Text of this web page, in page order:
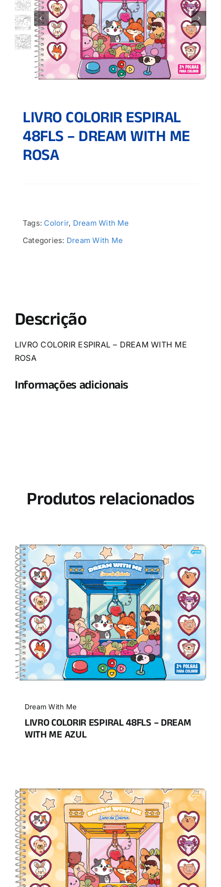
LIVRO COLORIR ESPIRAL
48FLS – DREAM WITH ME
ROSA
Tags: Colorir, Dream With Me
Categories: Dream With Me
Descrição
LIVRO COLORIR ESPIRAL – DREAM WITH ME
ROSA
Informações adicionais
Produtos relacionados
Dream With Me
LIVRO COLORIR ESPIRAL 48FLS – DREAM
WITH ME AZUL